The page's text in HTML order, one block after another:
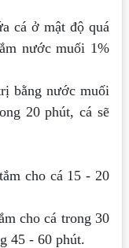
cá ở mật độ quá
nước muối 1%
bằng nước muối
20 phút, cá sẽ
cho cá 15 - 20
cho cá trong 30
45 - 60 phút.